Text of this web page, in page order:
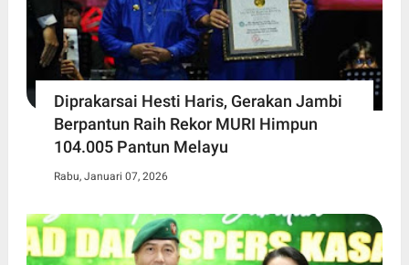
Diprakarsai Hesti Haris, Gerakan Jambi
Berpantun Raih Rekor MURI Himpun
104.005 Pantun Melayu
Rabu, Januari 07, 2026